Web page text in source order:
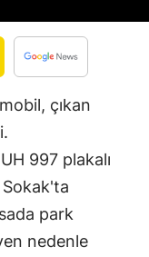
Diyarbakır
Edirne
Elazığ
Erzurum
Eskişehir
Gaziantep
çıkan
997 plakalı
park
nedenle